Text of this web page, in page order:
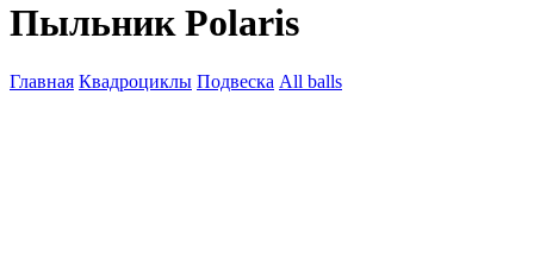
Пыльник Polaris
Главная Квадроциклы Подвеска All balls